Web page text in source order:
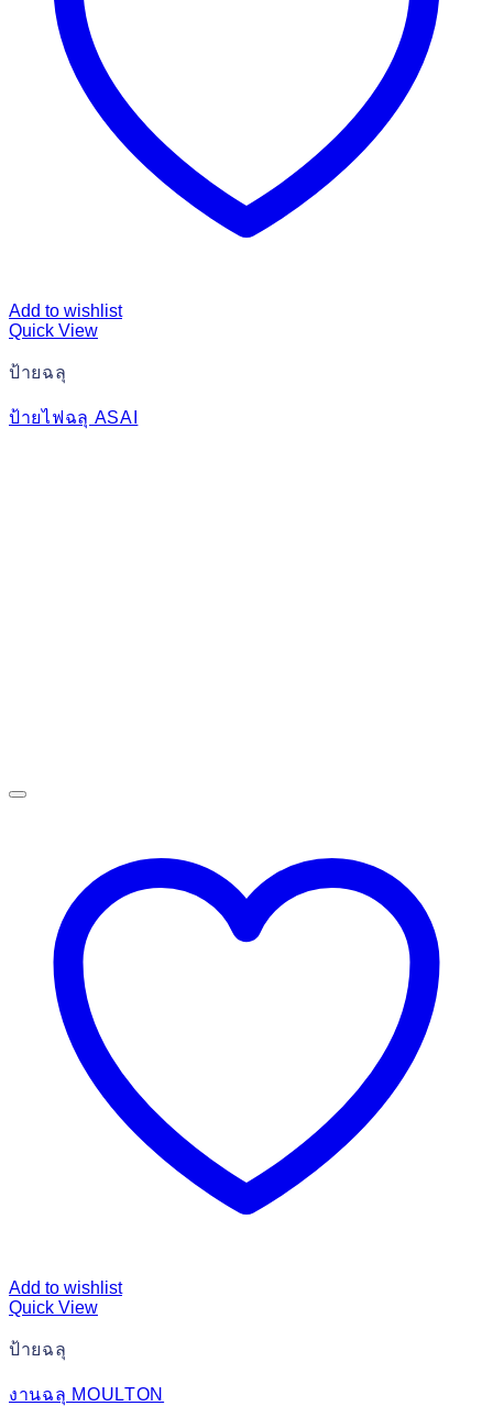
Add to wishlist
Quick View
ป้ายฉลุ
ป้ายไฟฉลุ ASAI
Add to wishlist
Quick View
ป้ายฉลุ
งานฉลุ MOULTON